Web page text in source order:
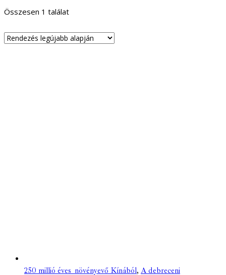
Összesen 1 találat
250 millió éves növényevő Kínából, A debreceni